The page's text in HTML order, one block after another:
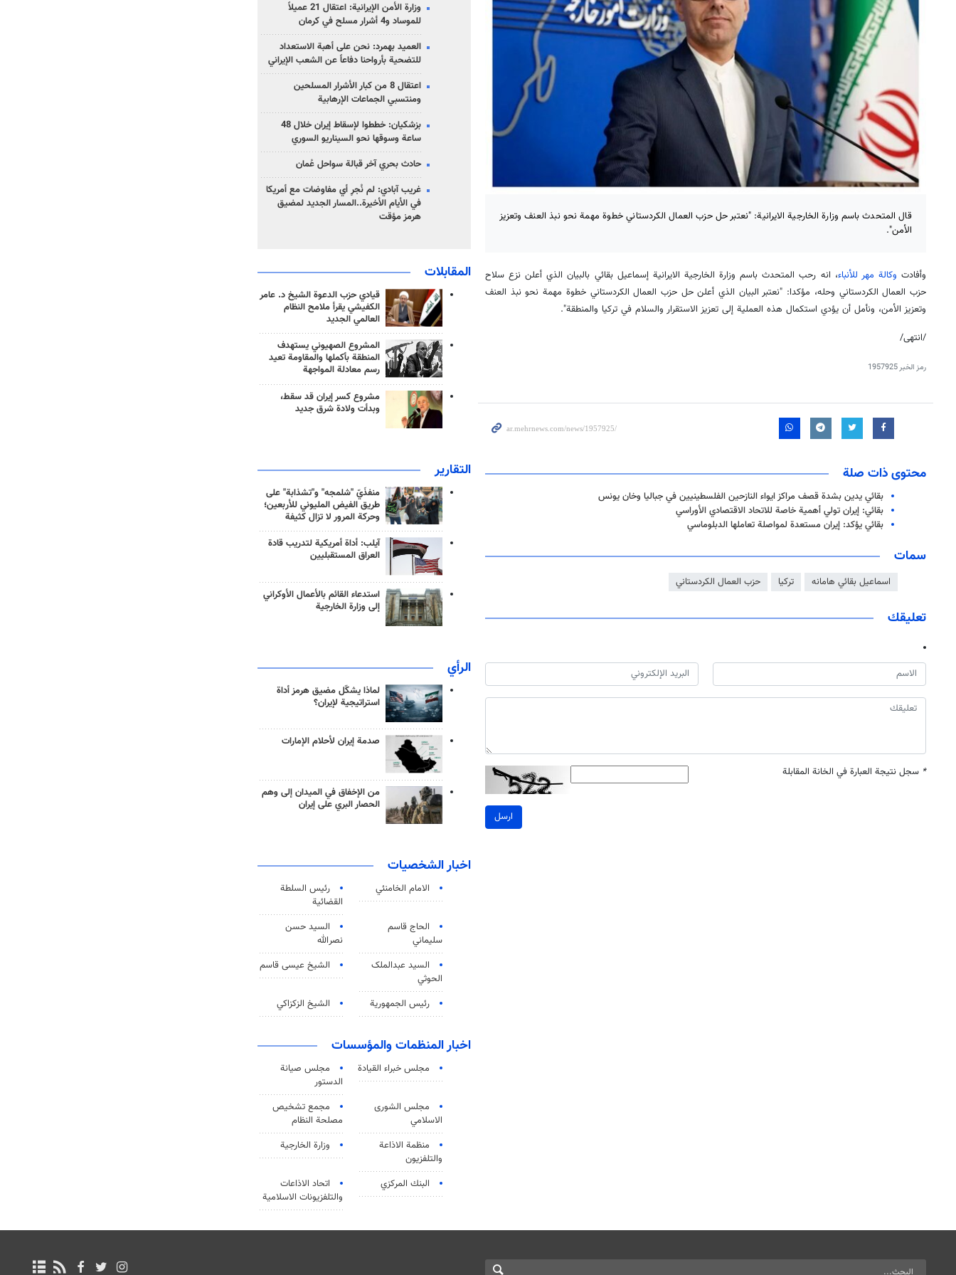
قال المتحدث باسم وزارة الخارجية الايرانية: "نعتبر حل حزب العمال الكردستاني خطوة مهمة نحو نبذ العنف وتعزيز
الأمن".
وأفادت وكالة مهر للأنباء، انه رحب المتحدث باسم وزارة الخارجية الايرانية إسماعيل بقائي بالبيان الذي أعلن نزع سلاح
حزب العمال الكردستاني وحله، مؤكدا: "نعتبر البيان الذي أعلن حل حزب العمال الكردستاني خطوة مهمة نحو نبذ العنف
وتعزيز الأمن، ونأمل أن يؤدي استكمال هذه العملية إلى تعزيز الاستقرار والسلام في تركيا والمنطقة".
/انتهى/
رمز الخبر1957925
محتوى ذات صلة
بقائي يدين بشدة قصف مراكز ايواء النازحين الفلسطينيين في جباليا وخان يونس
بقائي: إيران تولي أهمية خاصة للاتحاد الاقتصادي الأوراسي
بقائي يؤكد: إيران مستعدة لمواصلة تعاملها الدبلوماسي
سمات
اسماعيل بقائي هامانه تركيا حزب العمال الكردستاني
تعليقك
* سجل نتيجة العبارة في الخانة المقابلة
ارسل
وزارة الأمن الإيرانية: اعتقال 21 عميلاً
للموساد و4 أشرار مسلح في كرمان
العميد بهمرد: نحن على أهبة الاستعداد
للتضحية بأرواحنا دفاعاً عن الشعب الإيراني
اعتقال 8 من كبار الأشرار المسلحين
ومنتسبي الجماعات الإرهابية
بزشكيان: خططوا لإسقاط إيران خلال 48
ساعة وسوقها نحو السيناريو السوري
حادث بحري آخر قبالة سواحل عُمان
غريب آبادي: لم نُجرِ أي مفاوضات مع أمريكا
في الأيام الأخيرة..المسار الجديد لمضيق
هرمز مؤقت
المقابلات
قيادي حزب الدعوة الشيخ د. عامر
الكفيشي يقرأ ملامح النظام
العالمي الجديد
المشروع الصهيوني يستهدف
المنطقة بأكملها والمقاومة تعيد
رسم معادلة المواجهة
مشروع كسر إيران قد سقط،
وبدأت ولادة شرق جديد
التقارير
منفذَيّ "شلمجه" و"تشذابة" على
طريق الفيض المليوني للأربعين؛
وحركة المرور لا تزال كثيفة
آيلب: أداة أمريكية لتدريب قادة
العراق المستقبليين
استدعاء القائم بالأعمال الأوكراني
إلى وزارة الخارجية
الرأي
لماذا يشكّل مضيق هرمز أداة
استراتيجية لإيران؟
صدمة إيران لأحلام الإمارات
من الإخفاق في الميدان إلى وهم
الحصار البري على إيران
اخبار الشخصيات
الامام الخامنئي
رئیس السلطة
القضائیة
الحاج قاسم
سليماني
السيد حسن
نصرالله
السید عبدالملک
الحوثي
الشيخ عيسى قاسم
رئيس الجمهورية الشيخ الزكزاكي
اخبار المنظمات والمؤسسات
مجلس خبراء القيادة
مجلس صيانة
الدستور
مجلس الشورى
الاسلامي
مجمع تشخيص
مصلحة النظام
منظمة الاذاعة
والتلفزیون
وزارة الخارجية
البنك المركزي
اتحاد الاذاعات
والتلفزيونات الاسلامية